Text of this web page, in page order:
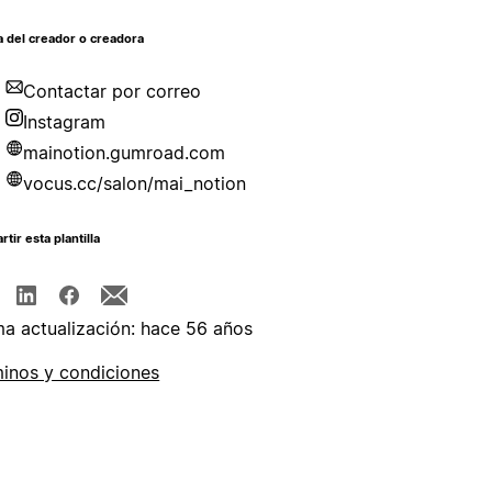
del creador o creadora
Contactar por correo
Instagram
mainotion.gumroad.com
vocus.cc/salon/mai_notion
esta plantilla
actualización: hace 56 años
y condiciones